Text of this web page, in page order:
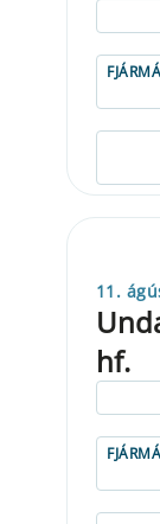
11.
hf.